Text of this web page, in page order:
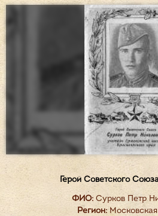
Герой Советского
ФИО: Сурков Петр
Регион:Московская